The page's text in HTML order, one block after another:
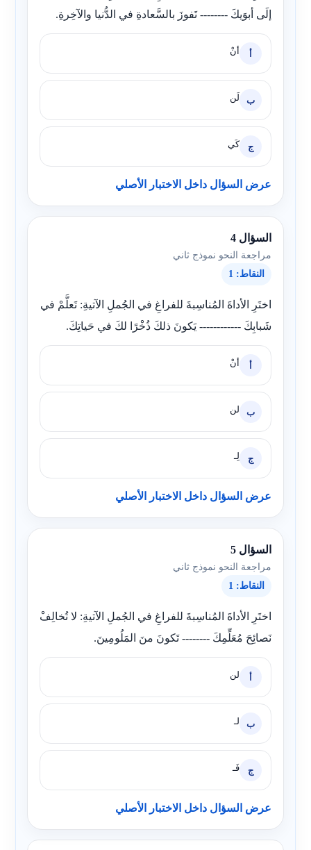
إلَى أبوَيكَ -------- تَفوزَ بالسَّعادةِ في الدُّنيا والآخِرةِ.
أ أنْ
ب لَن
ج كَي
عرض السؤال داخل الاختبار الأصلي
السؤال 4
مراجعة النحو نموذج ثاني
النقاط: 1
اختَرِ الأداةَ المُناسِبةَ للفراغِ في الجُملِ الآتيةِ: تَعلَّمْ في
شَبابِكَ ------------ يَكونَ ذلكَ ذُخْرًا لكَ في حَياتِكَ.
أ أنْ
ب لن
ج لِـ
عرض السؤال داخل الاختبار الأصلي
السؤال 5
مراجعة النحو نموذج ثاني
النقاط: 1
اختَرِ الأداةَ المُناسِبةَ للفراغِ في الجُملِ الآتيةِ: لا تُخالِفْ
نَصائِحَ مُعَلِّمِكَ -------- تَكونَ منَ المَلُومِينَ.
أ لن
ب لـ
ج فَـ
عرض السؤال داخل الاختبار الأصلي